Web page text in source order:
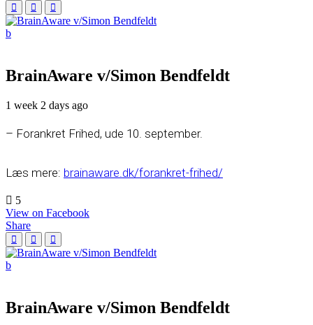
BrainAware v/Simon Bendfeldt
1 week 2 days ago
– Forankret Frihed, ude 10. september.
Læs mere: brainaware.dk/forankret-frihed/
5
View on Facebook
Share
BrainAware v/Simon Bendfeldt